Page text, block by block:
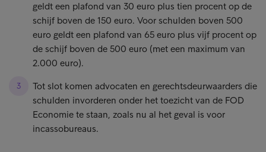
geldt een plafond van 30 euro plus tien procent op de
schijf boven de 150 euro. Voor schulden boven 500
euro geldt een plafond van 65 euro plus vijf procent op
de schijf boven de 500 euro (met een maximum van
2.000 euro).
Tot slot komen advocaten en gerechtsdeurwaarders die
schulden invorderen onder het toezicht van de FOD
Economie te staan, zoals nu al het geval is voor
incassobureaus.